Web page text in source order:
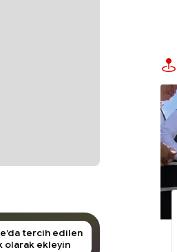
tercih edilen
olarak ekleyin